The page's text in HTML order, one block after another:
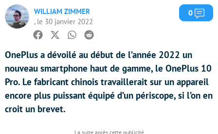
WILLIAM ZIMMER
, le 30 janvier 2022
0
Facebook
TwitterWhatsapp
Reddit
OnePlus a dévoilé au début de l’année 2022 un
nouveau smartphone haut de gamme, le OnePlus 10
Pro. Le fabricant chinois travaillerait sur un appareil
encore plus puissant équipé d’un périscope, si l’on en
croit un brevet.